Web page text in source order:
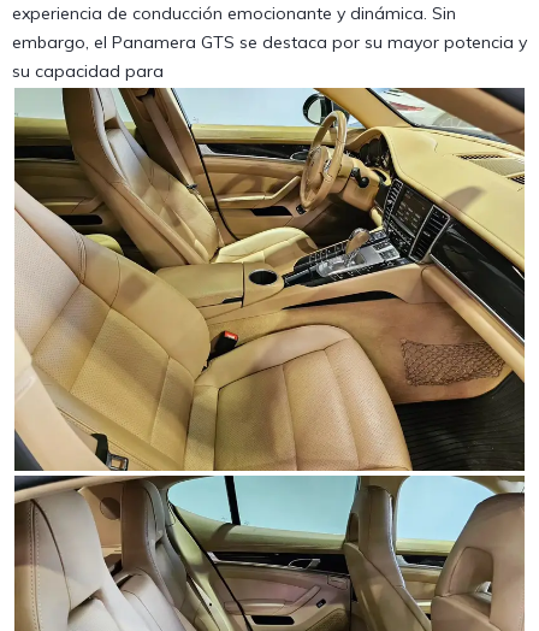
experiencia de conducción emocionante y dinámica. Sin
embargo, el Panamera GTS se destaca por su mayor potencia y
su capacidad para